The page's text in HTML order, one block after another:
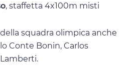
, staffetta 4x100m misti
squadra olimpica anche
Conte Bonin, Carlos